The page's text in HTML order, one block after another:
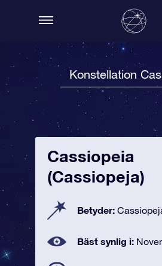
Konstellation
Cassiopeia
(Cassiopeja)
Betyder:
Bäst synlig i: